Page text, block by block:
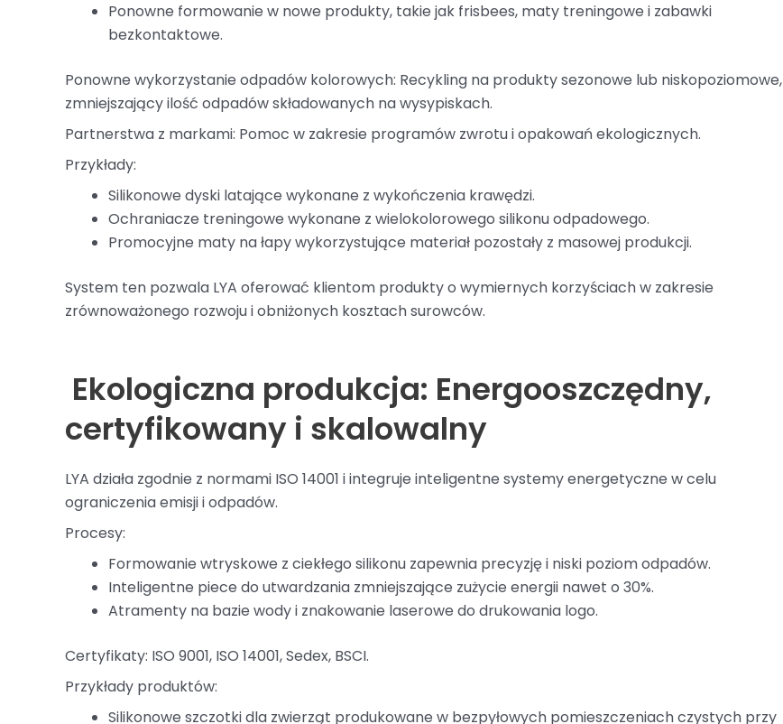
Ponowne formowanie w nowe produkty, takie jak frisbees, maty treningowe i zabawki
bezkontaktowe.
Ponowne wykorzystanie odpadów kolorowych: Recykling na produkty sezonowe lub niskopoziomowe,
zmniejszający ilość odpadów składowanych na wysypiskach.
Partnerstwa z markami: Pomoc w zakresie programów zwrotu i opakowań ekologicznych.
Przykłady:
Silikonowe dyski latające wykonane z wykończenia krawędzi.
Ochraniacze treningowe wykonane z wielokolorowego silikonu odpadowego.
Promocyjne maty na łapy wykorzystujące materiał pozostały z masowej produkcji.
System ten pozwala LYA oferować klientom produkty o wymiernych korzyściach w zakresie
zrównoważonego rozwoju i obniżonych kosztach surowców.
Ekologiczna produkcja: Energooszczędny,
certyfikowany i skalowalny
LYA działa zgodnie z normami ISO 14001 i integruje inteligentne systemy energetyczne w celu
ograniczenia emisji i odpadów.
Procesy:
Formowanie wtryskowe z ciekłego silikonu zapewnia precyzję i niski poziom odpadów.
Inteligentne piece do utwardzania zmniejszające zużycie energii nawet o 30%.
Atramenty na bazie wody i znakowanie laserowe do drukowania logo.
Certyfikaty: ISO 9001, ISO 14001, Sedex, BSCI.
Przykłady produktów:
Silikonowe szczotki dla zwierząt produkowane w bezpyłowych pomieszczeniach czystych przy